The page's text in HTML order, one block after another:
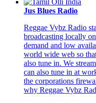
Jus Blues Radio
Reggae Vybz Radio
broadcasting locally
demand and low
world wide web so
also tune in. We
can also tune in at
the corporations
why Reggae Vybz